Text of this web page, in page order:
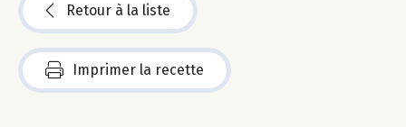
Retour à la liste
Imprimer la recette